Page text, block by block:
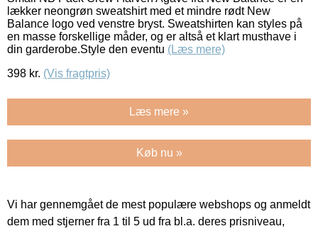
lækker neongrøn sweatshirt med et mindre rødt New
Balance logo ved venstre bryst. Sweatshirten kan styles på
en masse forskellige måder, og er altså et klart musthave i
din garderobe.Style den eventu (Læs mere)
398 kr. (Vis fragtpris)
Læs mere »
Køb nu »
Vi har gennemgået de mest populære webshops og anmeldt
dem med stjerner fra 1 til 5 ud fra bl.a. deres prisniveau,